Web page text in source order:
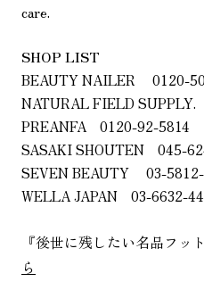
care.
SHOP LIST
BEAUTY NAILER 0120-
NATURAL FIELD
PREANFA 0120-92-5814
SASAKI SHOUTEN 045-
SEVEN BEAUTY 03-
WELLA JAPAN 03-6632-
『後世に残したい名品フッ
ら